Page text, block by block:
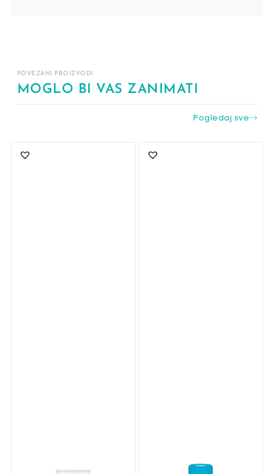
POVEZANI PROIZVODI
MOGLO BI VAS ZANIMATI
Pogledaj sve